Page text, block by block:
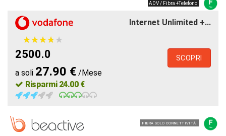
ADV / Fibra +Telefono
Internet Unlimited +...
★★★★★
★★★★★
2500.0
a soli 27.90 € /Mese
Risparmi 24.00 €
SCOPRI
FIBRA SOLO CONNETTIVITÀ